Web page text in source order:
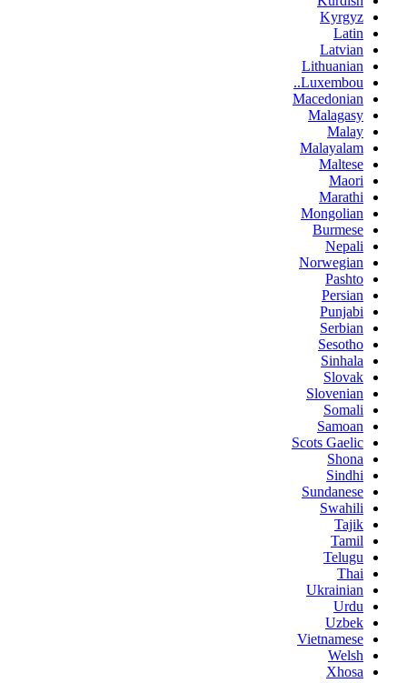
Kyrgyz
Latin
Latvian
Lithuanian
Luxembou..
Macedonian
Malagasy
Malay
Malayalam
Maltese
Maori
Marathi
Mongolian
Burmese
Nepali
Norwegian
Pashto
Persian
Punjabi
Serbian
Sesotho
Sinhala
Slovak
Slovenian
Somali
Samoan
Scots Gaelic
Shona
Sindhi
Sundanese
Swahili
Tajik
Tamil
Telugu
Thai
Ukrainian
Urdu
Uzbek
Vietnamese
Welsh
Xhosa